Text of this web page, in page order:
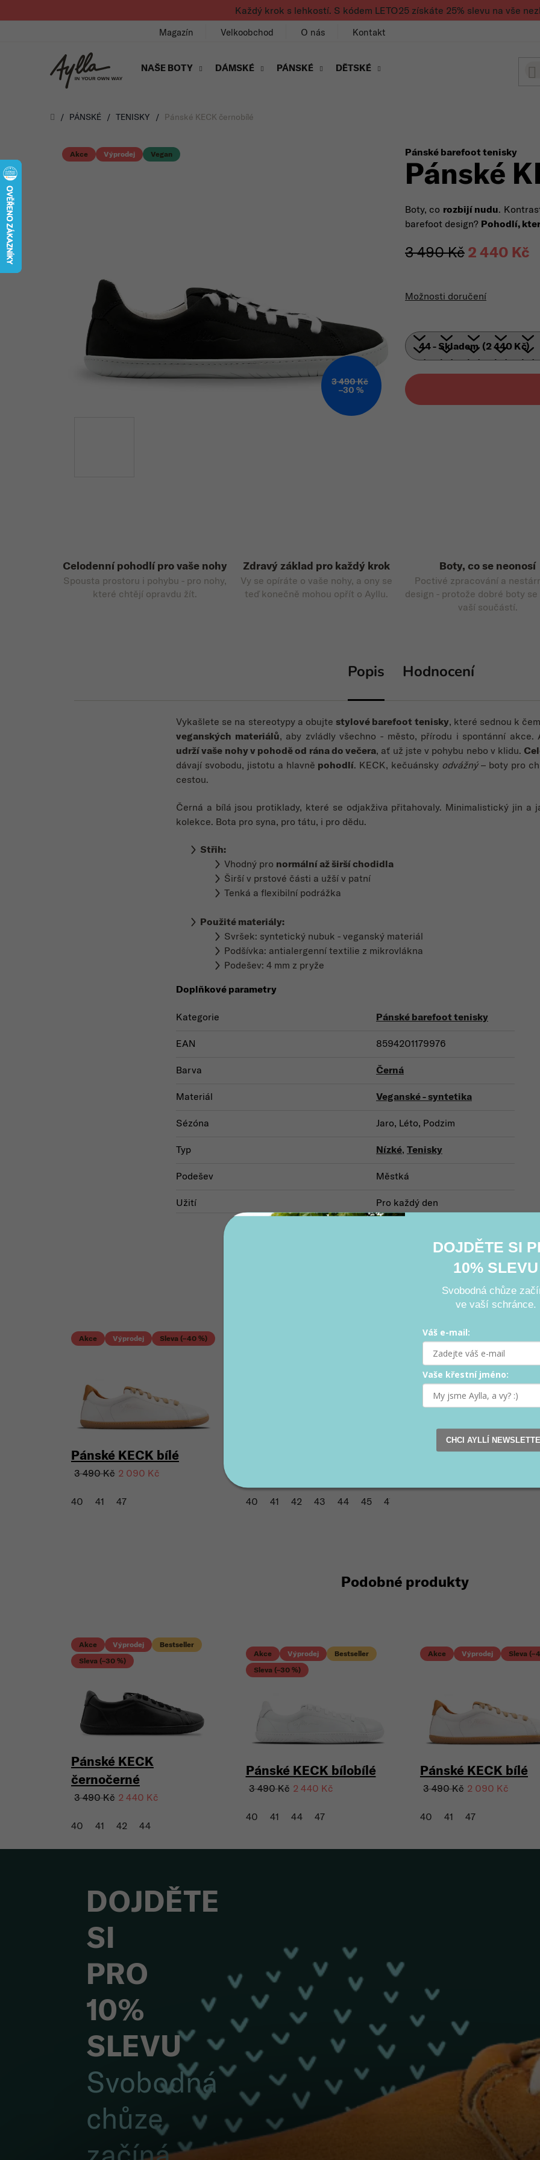
Každý krok s lehkostí. S kódem LETO25 získáte 25% slevu na vše
Magazín Velkoobchod O nás Kontakt
NAŠE BOTY DÁMSKÉ PÁNSKÉ DĚTSKÉ
Úvod
/ PÁNSKÉ / TENISKY / Pánské KECK černobílé
Pánské barefoot tenisky
Pánské
Boty, co rozbijí nudu.
barefoot design? Pohodlí,
3 490 Kč 2 440 Kč
Možnosti doručení
Akce Výprodej Vegan
3 490 Kč
–30 %
Celodenní pohodlí pro vaše nohy
Spousta prostoru i pohybu - pro nohy,
které chtějí opravdu žít.
Zdravý základ pro každý krok
Vy se opíráte o vaše nohy, a ony se
teď konečně mohou opřít o Ayllu.
Boty, co se neonosí
Poctivé zpracování a
design - protože dobré boty
vaší součástí.
Popis Hodnocení
Vykašlete se na stereotypy a obujtestylové barefoot tenisky, které sednou k
veganských materiálů, aby zvládly všechno - město, přírodu i spontánní akce.
udrží vaše nohy v pohodě od rána do večera, ať už jste v pohybu nebo v klidu.
dávají svobodu, jistotu a hlavně pohodlí. KECK, kečuánsky odvážný– boty pro
cestou.
Černá a bílá jsou protiklady, které se odjakživa přitahovaly. Minimalistický jin a
kolekce. Bota pro syna, pro tátu, i pro dědu.
Střih:
Vhodný pro normální až širší chodidla
Širší v prstové části a užší v patní
Tenká a flexibilní podrážka
Použité materiály:
Svršek: syntetický nubuk - veganský materiál
Podšívka: antialergenní textilie z mikrovlákna
Podešev: 4 mm z pryže
Doplňkové parametry
Kategorie Pánské barefoot tenisky
EAN 8594201179976
Barva Černá
Materiál Veganské - syntetika
Sézóna Jaro, Léto, Podzim
Typ Nízké, Tenisky
Podešev Městká
Užití Pro každý den
Související produkty
Akce Výprodej Sleva (–40 %)
Pánské KECK bílé
3 490 Kč 2 090 Kč
40 41 47 40 41 42 43 44 45 47
Podobné produkty
Akce Výprodej
Bestseller
Sleva (–30 %)
Pánské KECK
černočerné
3 490 Kč 2 440 Kč
40 41 42 44
Akce Výprodej
Bestseller
Sleva (–30 %)
Pánské KECK bílobílé
3 490 Kč 2 440 Kč
40 41 44 47
Akce Výprodej Sleva
Pánské KECK bílé
3 490 Kč 2 090 Kč
40 41 47
DOJDĚTE
SI
PRO
10%
SLEVU
Svobodná
chůze
DOJDĚTE SI
10% SLEVU
Svobodná chůze
ve vaší schránce.
Váš e-mail:
Vaše křestní jméno:
CHCI AYLLÍ